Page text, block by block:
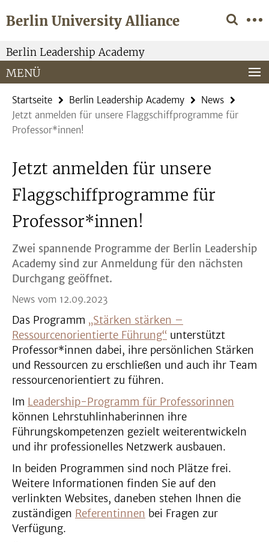
direkt
Inhalt
Berlin University Alliance
Service-
Navigation
Berlin Leadership Academy
MENÜ
Startseite Berlin Leadership Academy
News
Jetzt anmelden für unsere Flaggschiffprogramme für
Professor*innen!
Jetzt anmelden für unsere
Flaggschiffprogramme für
Professor*innen!
Zwei spannende Programme der Berlin Leadership
Academy sind zur Anmeldung für den nächsten
Durchgang geöffnet.
News vom 12.09.2023
Das Programm „Stärken stärken –
Ressourcenorientierte Führung“ unterstützt
Professor*innen dabei, ihre persönlichen Stärken
und Ressourcen zu erschließen und auch ihr Team
ressourcenorientiert zu führen.
Im Leadership-Programm für Professorinnen
können Lehrstuhlinhaberinnen ihre
Führungskompetenzen gezielt weiterentwickeln
und ihr professionelles Netzwerk ausbauen.
In beiden Programmen sind noch Plätze frei.
Weitere Informationen finden Sie auf den
verlinkten Websites, daneben stehen Ihnen die
zuständigen Referentinnen bei Fragen zur
Verfügung.